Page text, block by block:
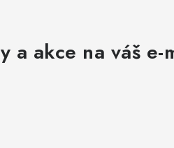
k
a akce na váš e-